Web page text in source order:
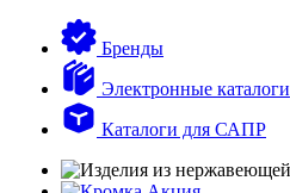
Бренды
Электронные каталоги
Каталоги для САПР